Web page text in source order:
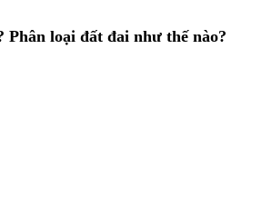
Phân loại đất đai như thế nào?